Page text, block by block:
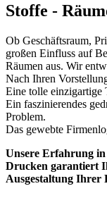
Stoffe -
Ob Geschäftsraum,
großen Einfluss auf
Räumen aus. Wir
Nach Ihren
Eine tolle einzigartige
Ein faszinierendes
Problem.
Das gewebte
Unsere Erfahrung in
Drucken garantiert
Ausgestaltung Ihrer